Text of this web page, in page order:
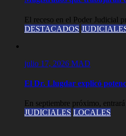
El receso en el Poder Judicial
DESTACADOS
julio 17, 2026 MAD
El Dr. Llugdar explicó
En septiembre próximo,
JUDICIALES LOCALES